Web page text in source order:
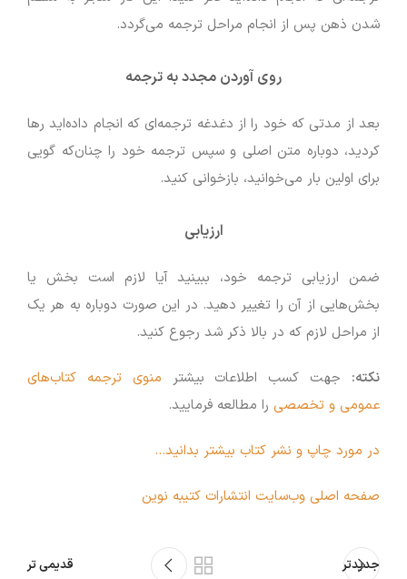
شدن ذهن پس از انجام مراحل ترجمه می‌گردد.
روی آوردن مجدد به ترجمه
بعد از مدتی که خود را از دغدغه ترجمه‌ای که انجام داده‌اید رها
کردید، دوباره متن اصلی و سپس ترجمه خود را چنان‌که گویی
برای اولین بار می‌خوانید، بازخوانی کنید.
ارزیابی
ضمن ارزیابی ترجمه خود، ببینید آیا لازم است بخش یا
بخش‌هایی از آن را تغییر دهید. در این صورت دوباره به هر یک
از مراحل لازم که در بالا ذکر شد رجوع کنید.
نکته: جهت کسب اطلاعات بیشتر منوی ترجمه کتاب‌های
عمومی و تخصصی را مطالعه فرمایید.
در مورد چاپ و نشر کتاب بیشتر بدانید…
صفحه اصلی وب‌سایت انتشارات کتیبه نوین
جدیدتر قدیمی تر